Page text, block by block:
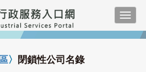
〉 閉鎖性公司名錄